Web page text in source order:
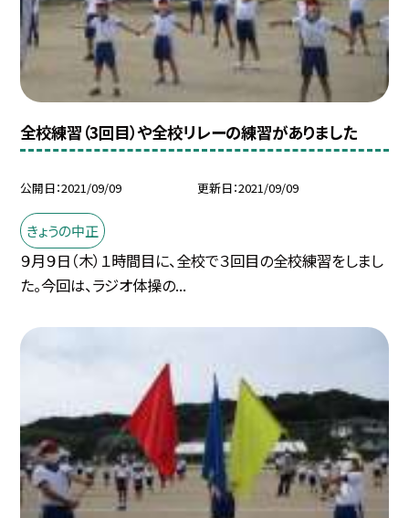
全校練習（3回目）や全校リレーの練習がありました
公開日 2021/09/09 更新日 2021/09/09
きょうの中正
９月９日（木）１時間目に、全校で３回目の全校練習をしまし
た。今回は、ラジオ体操の...